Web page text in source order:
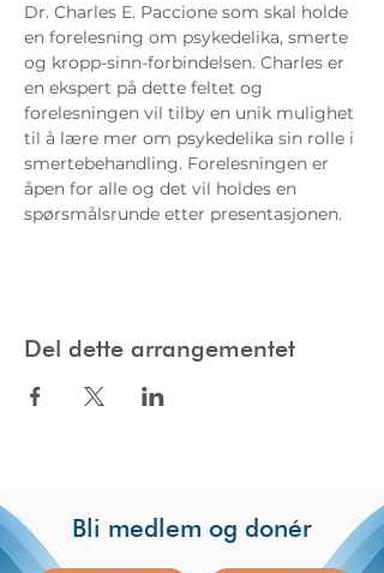
Dr. Charles E. Paccione som skal holde
en forelesning om psykedelika, smerte
og kropp-sinn-forbindelsen. Charles er
en ekspert på dette feltet og
forelesningen vil tilby en unik mulighet
til å lære mer om psykedelika sin rolle i
smertebehandling. Forelesningen er
åpen for alle og det vil holdes en
spørsmålsrunde etter presentasjonen.
Del dette arrangementet
Bli medlem og donér